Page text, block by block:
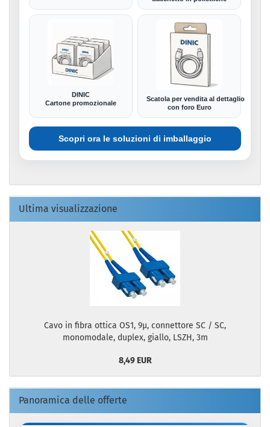
DINIC
Cartone promozionale
Scatola per vendita al dettaglio
con foro Euro
Scopri ora le soluzioni di imballaggio
Ultima visualizzazione
Cavo in fibra ottica OS1, 9µ, connettore SC / SC,
monomodale, duplex, giallo, LSZH, 3m
8,49 EUR
Panoramica delle offerte